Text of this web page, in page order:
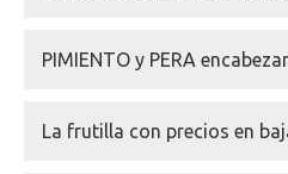
PIMIENTO y PERA
La frutilla con precios en